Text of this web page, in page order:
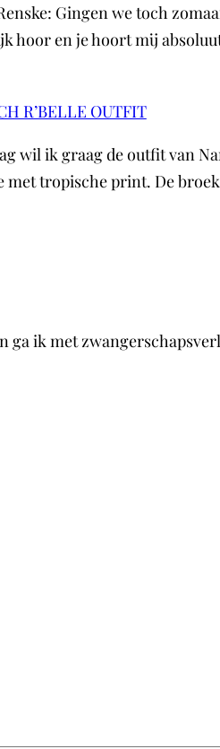
Gingen we toch
hoor en je hoort mij
R’BELLE OUTFIT
wil ik graag de outfit van
met tropische print. De
ik met